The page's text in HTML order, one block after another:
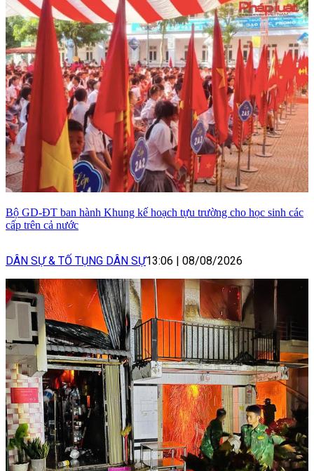
Bộ GD-ĐT ban hành Khung kế hoạch tựu trường cho học sinh các
cấp trên cả nước
DÂN SỰ & TỐ TỤNG DÂN SỰ13:06 08/08/2026